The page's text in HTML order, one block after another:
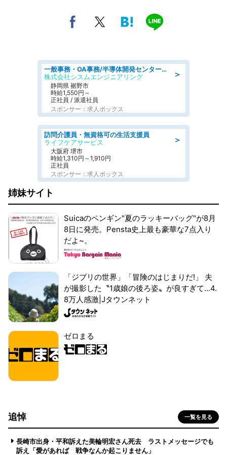
＞
一般事務・OA事務/半導体開発センター内で事務&軽作業スタッフ、募集
株式会社シスムエンジニアリング
静岡県 裾野市
時給1,550円～
正社員 / 派遣社員
スポンサー：求人ボックス
＞
訪問介護員・無資格可の生活支援員
ライフケアサービス
大阪府 堺市
時給1,310円～1,910円
正社員
スポンサー：求人ボックス
姉妹サイト
Suicaのペンギン"夏のラッキーバッグ"が8月
8日に発売。Pensta史上最も豪華な7点入り
だよ~。
「ジブリの世界」「冒険のはじまりだ!」 夫
が撮影した〝1歳娘の後ろ姿〟が良すぎて...4.
8万人感激|Jタウンネット
ゼロまる
追悼 一覧を見る
長崎市出身・平和訴えた美輪明宏さん死去 ラストメッセージでも
訴え「愛があれば 戦争なんか起こりません」